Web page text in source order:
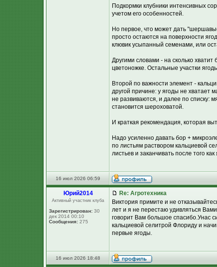
Подкормки клубники интенсивных
учетом его особенностей.
Но первое, что может дать
просто остаются на поверхности
клювик усыпанный семенами, или
Другими словами - на сколько
цветоножке. Остальные участки
Второй по важности элемент -
другой причине: у ягоды не хватает
не развиваются, и далее по списку:
становится шероховатой.
И краткая рекомендация, которая
Надо усиленно давать бор +
по листьям раствором кальциевой
листьев и заканчивать после того
16 июл 2026 06:59
Юpий2014
Активный участник клуба
Зарегистрирован: 30
дек 2014 00:10
Сообщения: 275
Re: Агротехника
Виктория примите и не
лет и я не перестаю удивляться
говорит Вам большое спасибо.Унас
кальциевой селитрой Флориду и
первые ягоды.
16 июл 2026 18:48